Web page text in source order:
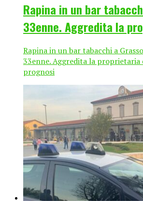
Rapina in un bar
33enne. Aggredita la
Rapina in un bar tabacchi a
33enne. Aggredita la
prognosi